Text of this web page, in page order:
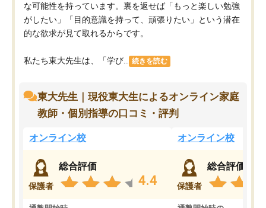
な可能性を持っています。裏を返せば「もっと楽しい勉強
がしたい」「目的意識を持って、頑張りたい」という潜在
的な欲求が見て取れるからです。
私たち東大先生は、「学び... 続きを読む
東大先生｜現役東大生によるオンライン家庭
教師・個別指導の口コミ・評判
オンライン校
保護者
総合評価
4.4
オンライン校
保護者
総合評価